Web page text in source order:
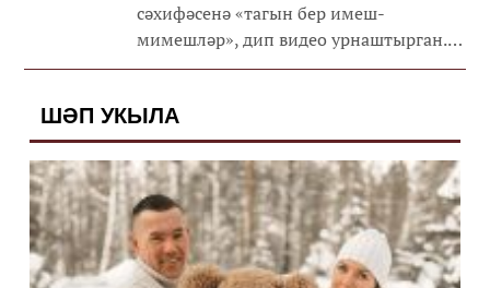
сәхифәсенә «тагын бер имеш-
мимешләр», дип видео урнаштырган.
Биредә Ләйлә Таишева коронавирус
ШӘП УКЫЛА